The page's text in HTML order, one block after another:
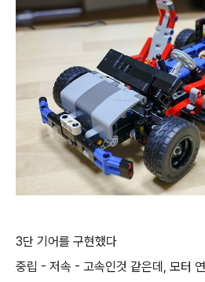
3단 기어를 구현했다
중립 - 저속 - 고속인것 같은데, 모터